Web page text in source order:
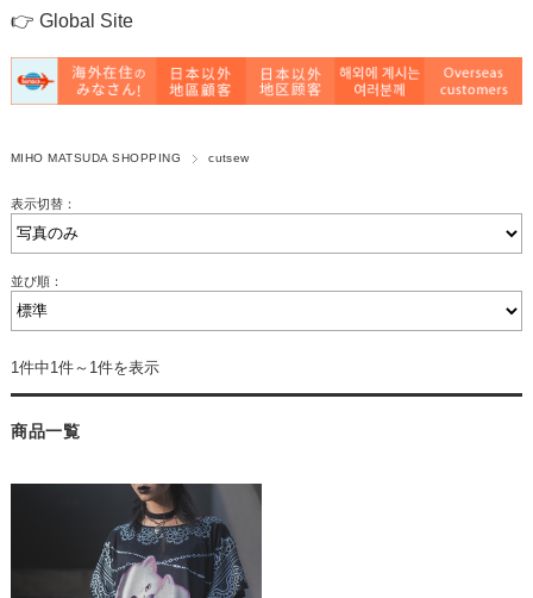
👉 Global Site
MIHO MATSUDA SHOPPING cutsew
表示切替：
並び順：
1件中1件～1件を表示
商品一覧